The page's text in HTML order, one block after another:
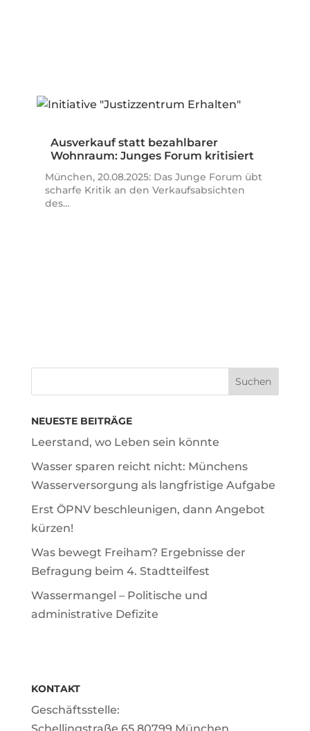
Ausverkauf statt bezahlbarer
Wohnraum: Junges Forum kritisiert
München, 20.08.2025: Das Junge Forum übt
scharfe Kritik an den Verkaufsabsichten
des…
NEUESTE BEITRÄGE
Leerstand, wo Leben sein könnte
Wasser sparen reicht nicht: Münchens
Wasserversorgung als langfristige Aufgabe
Erst ÖPNV beschleunigen, dann Angebot
kürzen!
Was bewegt Freiham? Ergebnisse der
Befragung beim 4. Stadtteilfest
Wassermangel – Politische und
administrative Defizite
KONTAKT
Geschäftsstelle: